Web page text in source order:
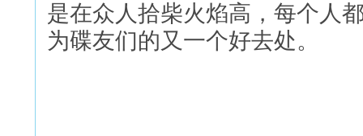
是在众人拾柴火焰高，每个人
为碟友们的又一个好去处。